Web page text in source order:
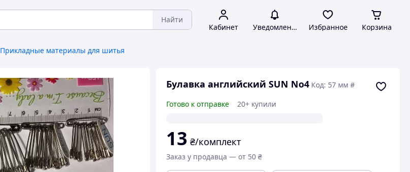
Найти
Кабинет Уведомления Избранное Корзина
Прикладные материалы для шитья
Булавка английский SUN No4 Код: 57 мм #
Готово к отправке
20+ купили
13 ₴/комплект
Заказ у продавца — от 50 ₴